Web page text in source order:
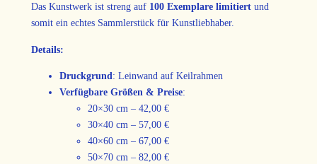
b
s
9
2
,
i
t
A
Das Kunstwerk ist streng auf 100 Exemplare limitiertund
somit ein echtes Sammlerstück für Kunstliebhaber.
Details:
Druckgrund: Leinwand auf Keilrahmen
Verfügbare Größen & Preise:
20×30 cm – 42,00 €
30×40 cm – 57,00 €
40×60 cm – 67,00 €
50×70 cm – 82,00 €